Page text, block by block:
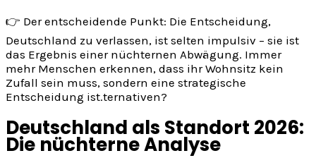
👉 Der entscheidende Punkt: Die Entscheidung,
Deutschland zu verlassen, ist selten impulsiv – sie ist
das Ergebnis einer nüchternen Abwägung. Immer
mehr Menschen erkennen, dass ihr Wohnsitz kein
Zufall sein muss, sondern eine strategische
Entscheidung ist.ternativen?
Deutschland als Standort 2026:
Die nüchterne Analyse